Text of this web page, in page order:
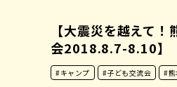
【大震災を越えて
会2018.8.7-8.10】
#キャンプ #子ども交流会 #熊